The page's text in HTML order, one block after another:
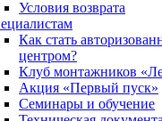
Условия возврата
Как стать
центром?
Клуб монтажников
Акция «Первый пуск»
Семинары и обучение